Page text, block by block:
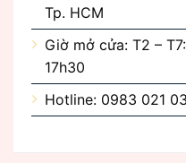
Tp. HCM
Giờ mở cửa: T2 –
17h30
Hotline: 0983 021